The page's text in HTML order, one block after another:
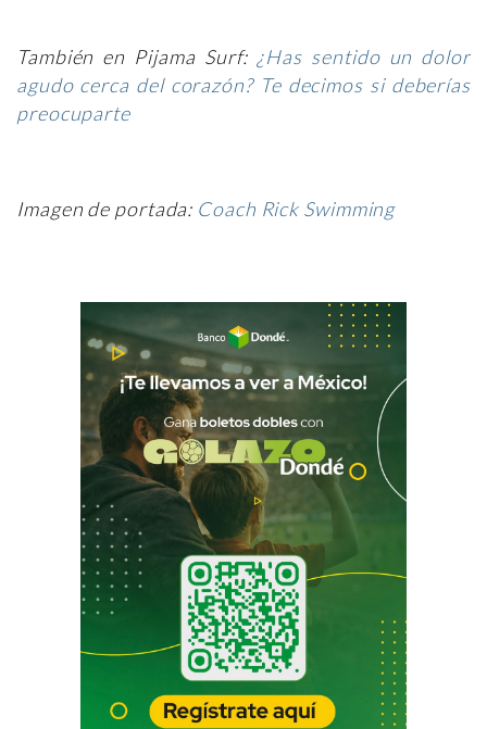
También en Pijama Surf: ¿Has sentido un dolor
agudo cerca del corazón? Te decimos si deberías
preocuparte
Imagen de portada: Coach Rick Swimming